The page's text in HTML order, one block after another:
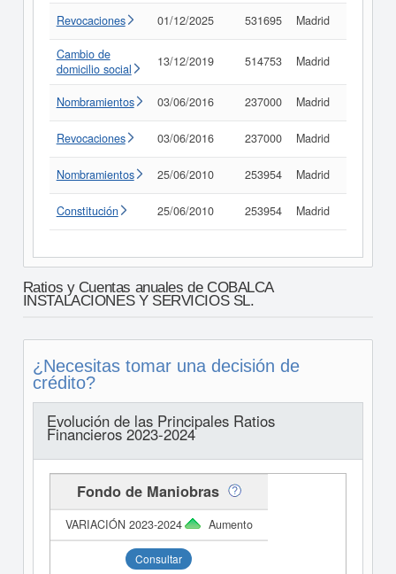
Revocaciones 01/12/2025 531695 Madrid
Cambio de
domicilio social
13/12/2019 514753 Madrid
Nombramientos 03/06/2016 237000 Madrid
Revocaciones 03/06/2016 237000 Madrid
Nombramientos 25/06/2010 253954 Madrid
Constitución 25/06/2010 253954 Madrid
Ratios y Cuentas anuales de COBALCA
INSTALACIONES Y SERVICIOS SL.
¿Necesitas tomar una decisión de
crédito?
Evolución de las Principales Ratios
Financieros 2023-2024
Fondo de Maniobras
Aumento
Consultar